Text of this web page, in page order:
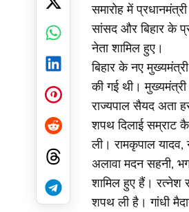
Twitter
WhatsApp
LinkedIn
Pinterest
Reddit
Threads
Telegram
समारोह में
सांसद और बिहार के
नेता शामिल हुए।
बिहार के नए
की गई थी।
राज्यपाल सैयद अता
शपथ दिलाई सम्राट
ली। रामकृपाल
अलावा मदन सहनी,
शामिल हुए हैं। रत्नेश
शपथ ली है। गांधी